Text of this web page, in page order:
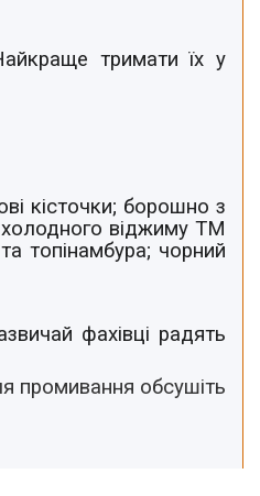
тримати їх у
кісточки; борошно з
холодного віджиму ТМ
топінамбура; чорний
фахівці радять
промивання обсушіть